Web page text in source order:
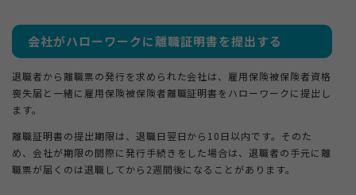
会社がハローワークに離職証明書を提出する
退職者から離職票の発行を求められた会社は、雇用保険被保険者資格
喪失届と一緒に雇用保険被保険者離職証明書をハローワークに提出し
ます。
離職証明書の提出期限は、退職日翌日から10日以内です。そのた
め、会社が期限の間際に発行手続きをした場合は、退職者の手元に離
職票が届くのは退職してから2週間後になることがあります。